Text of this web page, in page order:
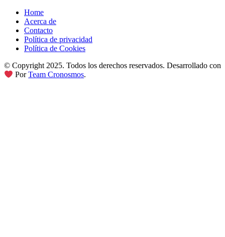
Home
Acerca de
Contacto
Política de privacidad
Política de Cookies
© Copyright 2025. Todos los derechos reservados. Desarrollado con
PorTeam Cronosmos.